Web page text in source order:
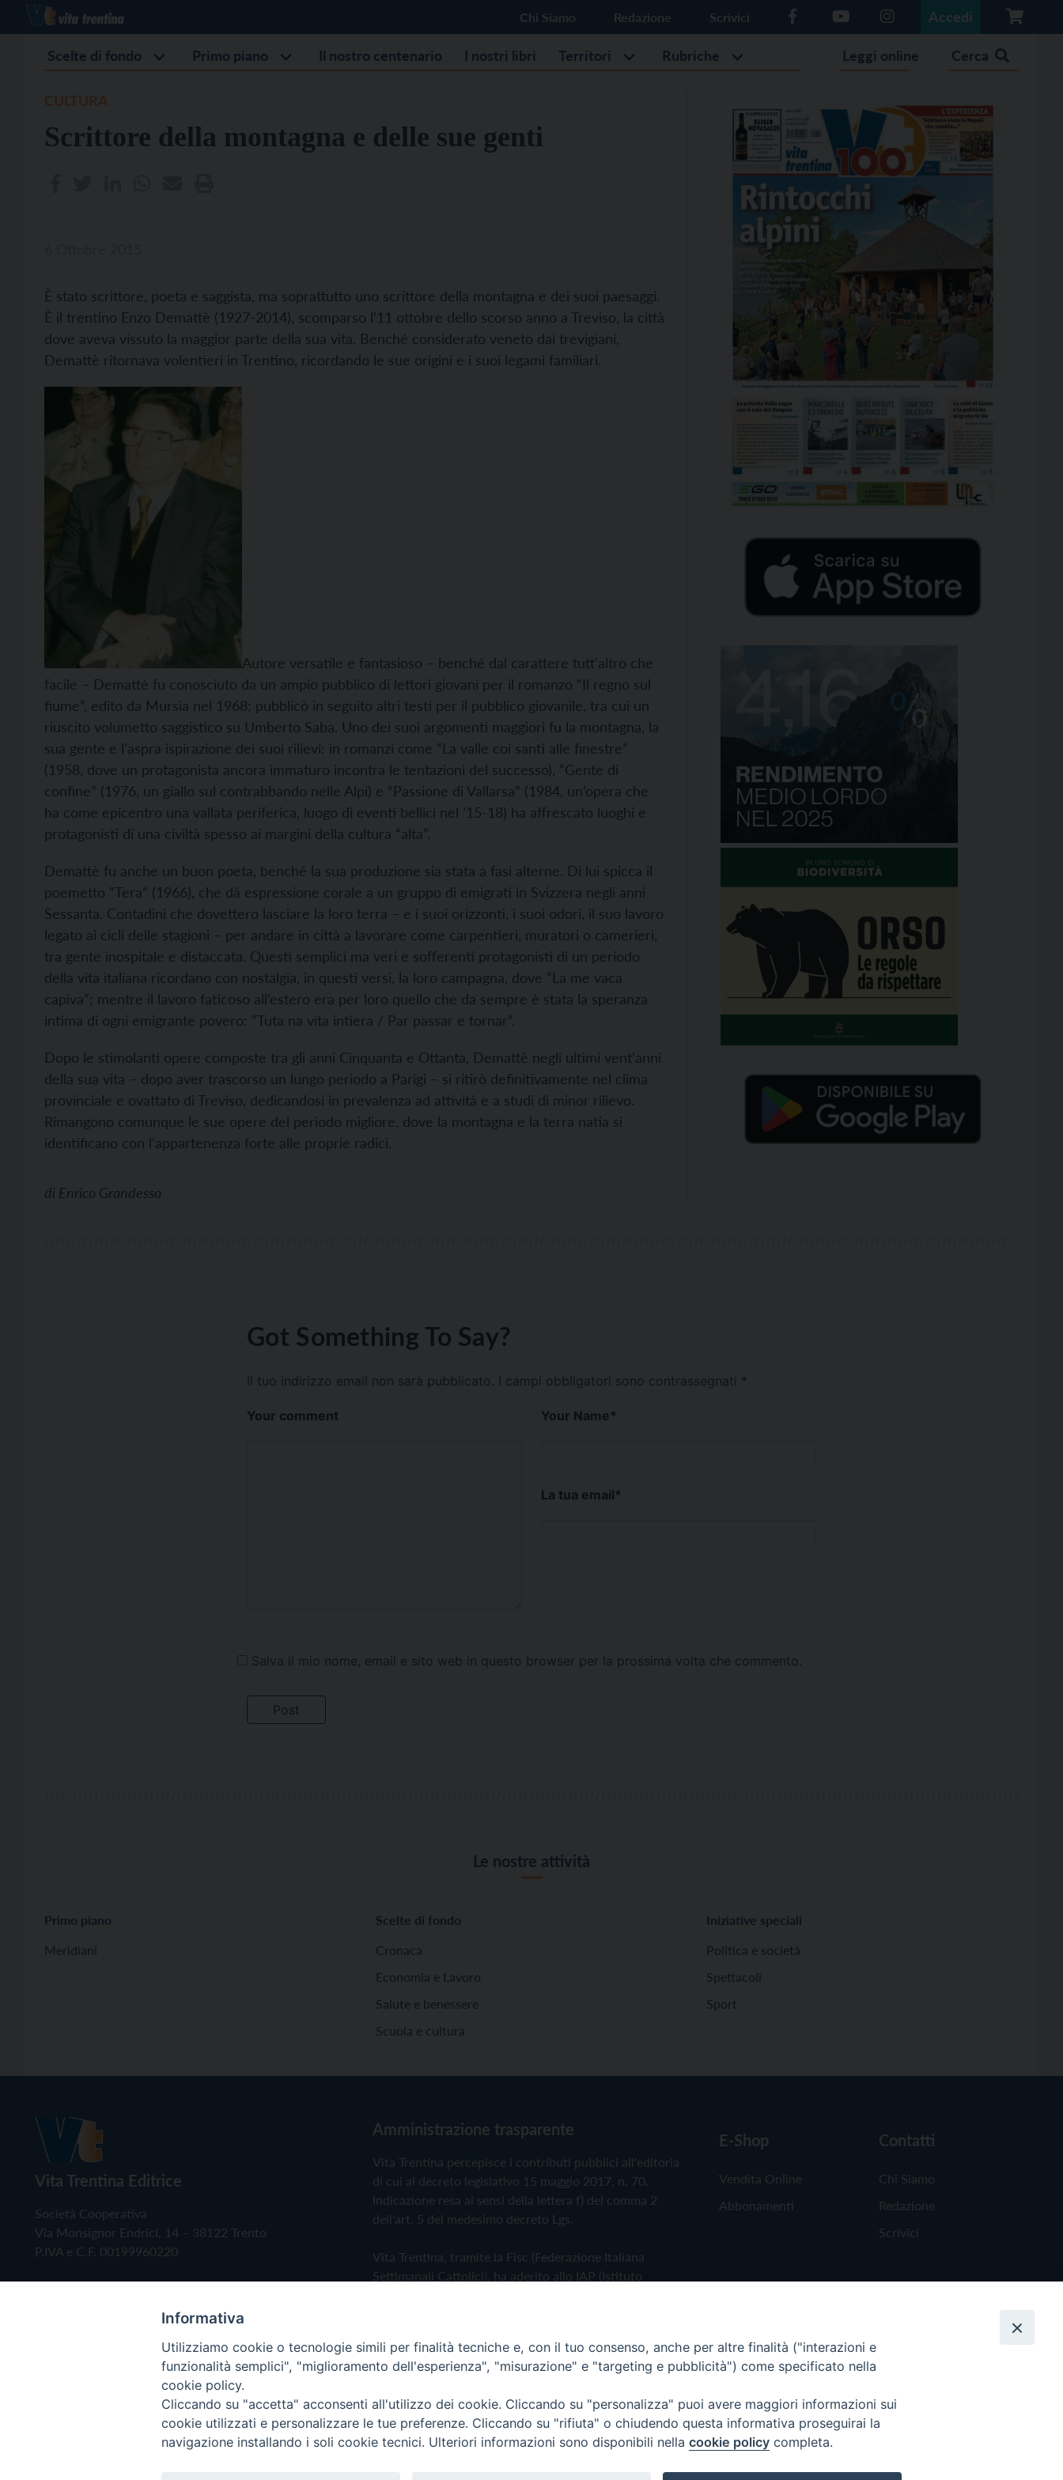
Chi Siamo Redazione Scrivici Accedi
Scelte di fondo Primo piano Il nostro centenario I nostri libri Territori Rubriche Leggi online Cerca
Scrittore della montagna e delle sue genti
È stato scrittore, poeta e saggista, ma soprattutto uno scrittore della montagna e dei suoi paesaggi.
È il trentino Enzo Demattè (1927-2014), scomparso l’11 ottobre dello scorso anno a Treviso, la città
dove aveva vissuto la maggior parte della sua vita. Benché considerato veneto dai trevigiani,
Demattè ritornava volentieri in Trentino, ricordando le sue origini e i suoi legami familiari.
Autore versatile e fantasioso – benché dal carattere tutt’altro che
facile – Demattè fu conosciuto da un ampio pubblico di lettori giovani per il romanzo “Il regno sul
fiume”, edito da Mursia nel 1968; pubblicò in seguito altri testi per il pubblico giovanile, tra cui un
riuscito volumetto saggistico su Umberto Saba. Uno dei suoi argomenti maggiori fu la montagna, la
sua gente e l’aspra ispirazione dei suoi rilievi: in romanzi come “La valle coi santi alle finestre”
(1958, dove un protagonista ancora immaturo incontra le tentazioni del successo), “Gente di
confine” (1976, un giallo sul contrabbando nelle Alpi) e “Passione di Vallarsa” (1984, un’opera che
ha come epicentro una vallata periferica, luogo di eventi bellici nel ’15-18) ha affrescato luoghi e
protagonisti di una civiltà spesso ai margini della cultura “alta”.
Demattè fu anche un buon poeta, benché la sua produzione sia stata a fasi alterne. Di lui spicca il
poemetto “Tera” (1966), che dà espressione corale a un gruppo di emigrati in Svizzera negli anni
Sessanta. Contadini che dovettero lasciare la loro terra – e i suoi orizzonti, i suoi odori, il suo lavoro
legato ai cicli delle stagioni – per andare in città a lavorare come carpentieri, muratori o camerieri,
tra gente inospitale e distaccata. Questi semplici ma veri e sofferenti protagonisti di un periodo
della vita italiana ricordano con nostalgia, in questi versi, la loro campagna, dove “La me vaca
capiva”; mentre il lavoro faticoso all’estero era per loro quello che da sempre è stata la speranza
intima di ogni emigrante povero: “Tuta na vita intiera / Par passar e tornar”.
Dopo le stimolanti opere composte tra gli anni Cinquanta e Ottanta, Demattè negli ultimi vent’anni
della sua vita – dopo aver trascorso un lungo periodo a Parigi – si ritirò definitivamente nel clima
provinciale e ovattato di Treviso, dedicandosi in prevalenza ad attività e a studi di minor rilievo.
Rimangono comunque le sue opere del periodo migliore, dove la montagna e la terra natia si
identificano con l’appartenenza forte alle proprie radici.
di Enrico Grandesso
Got Something To Say?
Il tuo indirizzo email non sarà pubblicato. I campi obbligatori sono contrassegnati *
Your comment Your Name*
La tua email*
Salva il mio nome, email e sito web in questo browser per la prossima volta che commento.
Le nostre attività
Primo piano
Meridiani
Scelte di fondo
Cronaca
Economia e Lavoro
Salute e benessere
Scuola e cultura
Iniziative speciali
Politica e società
Spettacoli
Sport
Vita Trentina Editrice
Società Cooperativa
Via Monsignor Endrici, 14 – 38122 Trento
P.IVA e C.F. 00199960220
Amministrazione trasparente
Vita Trentina percepisce i contributi pubblici all'editoria
di cui al decreto legislativo 15 maggio 2017, n. 70.
Indicazione resa ai sensi della lettera f) del comma 2
dell'art. 5 del medesimo decreto Lgs.
Vita Trentina, tramite la Fisc (Federazione Italiana
Settimanali Cattolici), ha aderito allo IAP (Istituto
Privacy Policy Cookie Policy
E-Shop
Vendita Online
Abbonamenti
Contatti
Chi Siamo
Redazione
Scrivici
Copyright © 2019 - Tutti i diritti riservati - Vita Trentina Editrice
Informativa
Utilizziamo cookie o tecnologie simili per finalità tecniche e, con il tuo consenso, anche per altre finalità ("interazioni e
funzionalità semplici", "miglioramento dell'esperienza", "misurazione" e "targeting e pubblicità") come specificato nella
cookie policy.
Cliccando su "accetta" acconsenti all'utilizzo dei cookie. Cliccando su "personalizza" puoi avere maggiori informazioni sui
cookie utilizzati e personalizzare le tue preferenze. Cliccando su "rifiuta" o chiudendo questa informativa proseguirai la
navigazione installando i soli cookie tecnici. Ulteriori informazioni sono disponibili nella cookie policy completa.